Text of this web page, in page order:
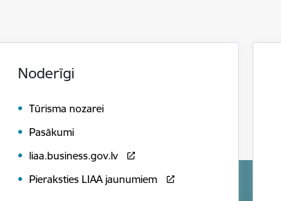
Noderīgi
Tūrisma nozarei
Pasākumi
liaa.business.gov.lv
Pieraksties LIAA jaunumiem